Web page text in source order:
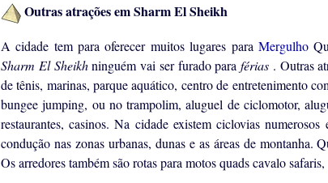
Outras atrações em Sharm El Sheikh
A cidade tem para oferecer muitos lugares para Mergulho
Sharm El Sheikhninguém vai ser furado paraférias . Outras
de tênis, marinas, parque aquático, centro de entretenimento
bungee jumping, ou no trampolim, aluguel de ciclomotor,
restaurantes, casinos. Na cidade existem ciclovias
condução nas zonas urbanas, dunas e as áreas de montanha.
Os arredores também são rotas para motos quads cavalo